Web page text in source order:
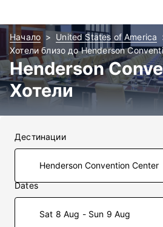
Начало
United States of America
Хотели близо до Henderson
Henderson
Хотели
Дестинации
Dates
Sat 8 Aug - Sun 9 Aug